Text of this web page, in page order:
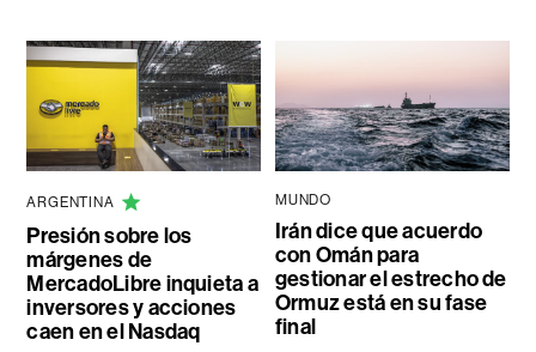
ARGENTINA
Presión sobre los
márgenes de
MercadoLibre inquieta a
inversores y acciones
caen en el Nasdaq
MUNDO
Irán dice que acuerdo
con Omán para
gestionar el estrecho de
Ormuz está en su fase
final